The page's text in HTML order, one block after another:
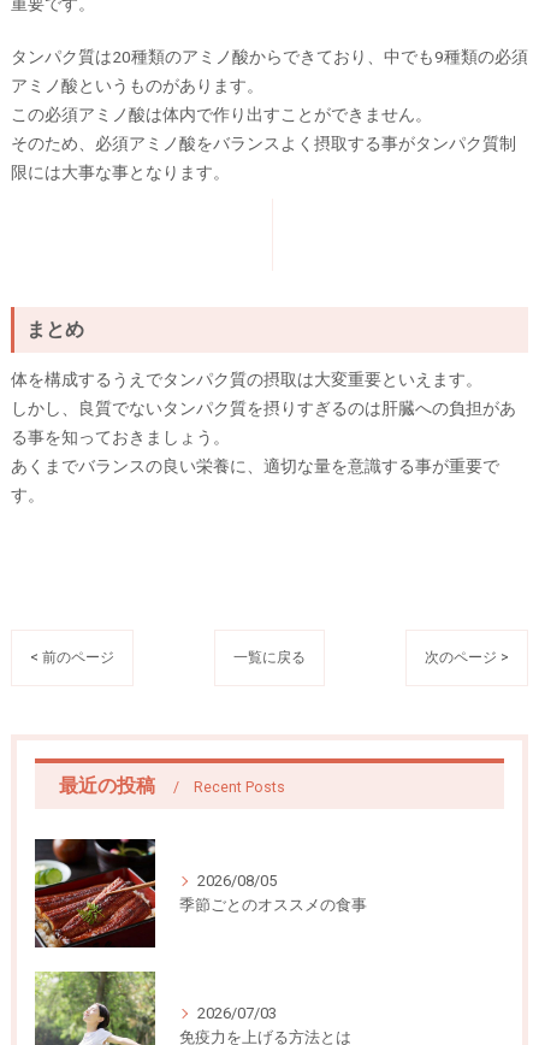
タンパク質は20種類のアミノ酸からできており、中でも9種類の必須
アミノ酸というものがあります。
この必須アミノ酸は体内で作り出すことができません。
そのため、必須アミノ酸をバランスよく摂取する事がタンパク質制
限には大事な事となります。
まとめ
体を構成するうえでタンパク質の摂取は大変重要といえます。
しかし、良質でないタンパク質を摂りすぎるのは肝臓への負担があ
る事を知っておきましょう。
あくまでバランスの良い栄養に、適切な量を意識する事が重要で
す。
< 前のページ 一覧に戻る 次のページ >
最近の投稿 Recent Posts
2026/08/05
季節ごとのオススメの食事
2026/07/03
免疫力を上げる方法とは